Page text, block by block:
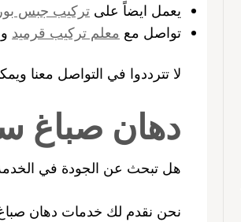
يعمل ايضاً على تركيب جبس
تواصل مع معلم تركيب قرميد و
لا تترددوا في التواصل معنا ويمكنكم
دهان صباغ
هل تبحث عن الجودة في الخدمة
نحن نقدم لك خدمات دهان صباغ